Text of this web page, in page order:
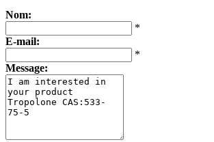
Nom:
*
E-mail:
*
Message: